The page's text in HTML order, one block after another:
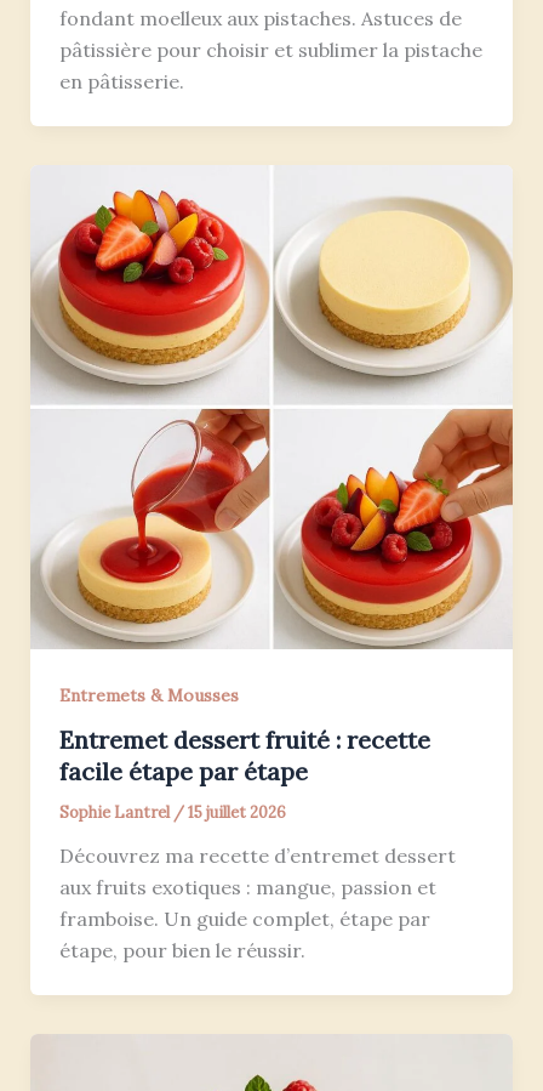
fondant moelleux aux pistaches. Astuces de
pâtissière pour choisir et sublimer la pistache
en pâtisserie.
Entremets & Mousses
Entremet dessert fruité : recette
facile étape par étape
Sophie Lantrel /15 juillet 2026
Découvrez ma recette d’entremet dessert
aux fruits exotiques : mangue, passion et
framboise. Un guide complet, étape par
étape, pour bien le réussir.